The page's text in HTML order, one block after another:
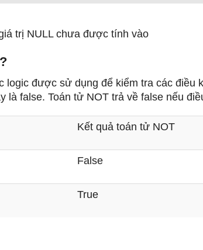
trị NULL chưa được tính vào
logic được sử dụng để kiểm tra các điều
là false. Toán tử NOT trả về false nếu
Kết quả toán tử NOT
False
True